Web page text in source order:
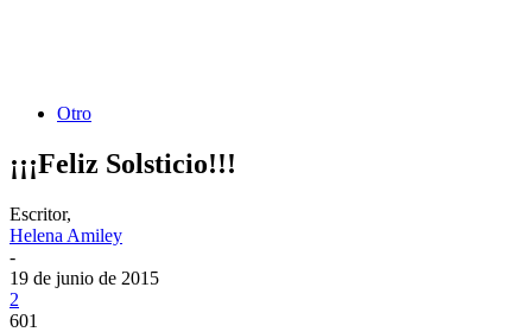
Otro
¡¡¡Feliz Solsticio!!!
Escritor,
Helena Amiley
-
19 de junio de 2015
2
601